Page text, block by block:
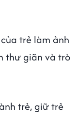
trẻ làm ảnh
thư giãn và trò
trẻ, giữ trẻ